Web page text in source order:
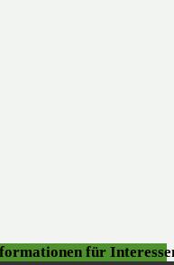
für